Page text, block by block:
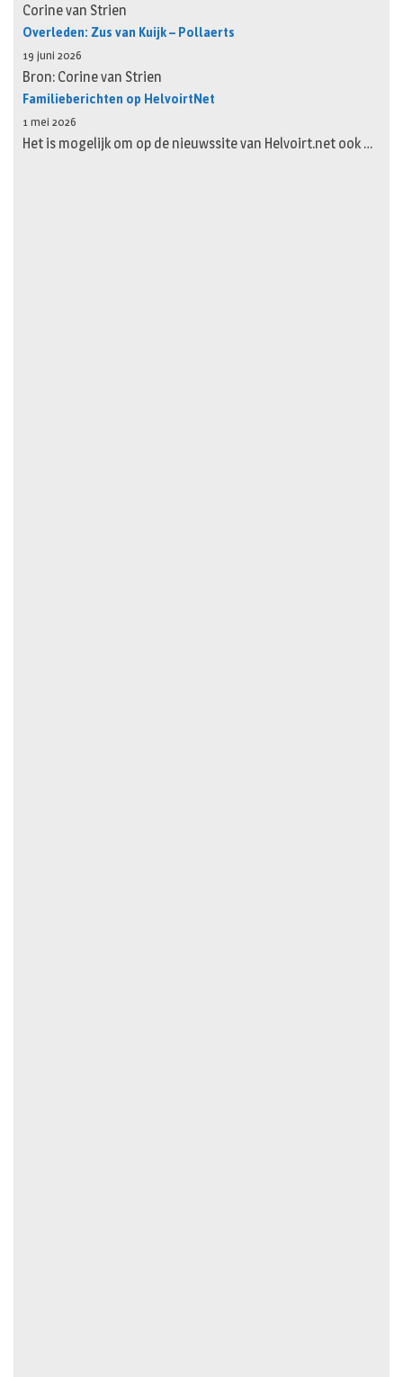
Corine van Strien
Overleden: Zus van Kuijk – Pollaerts
19 juni 2026
Bron: Corine van Strien
Familieberichten op HelvoirtNet
1 mei 2026
Het is mogelijk om op de nieuwssite van Helvoirt.net ook …